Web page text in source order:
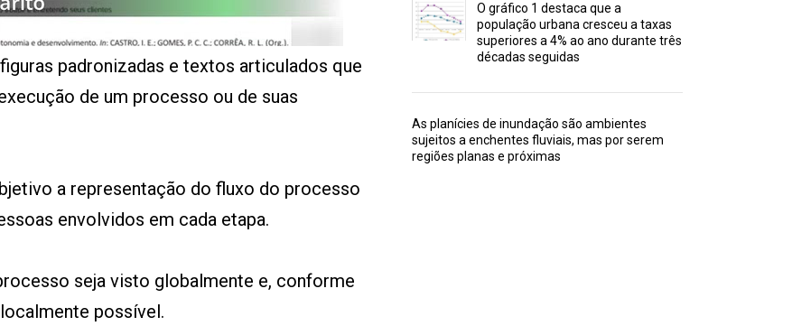
padronizadas e textos articulados que
de um processo ou de suas
a representação do fluxo do processo
envolvidos em cada etapa.
seja visto globalmente e, conforme
possível.
O gráfico 1 destaca que a
população urbana cresceu a taxas
superiores a 4% ao ano durante três
décadas seguidas
As planícies de inundação são ambientes
sujeitos a enchentes fluviais, mas por serem
regiões planas e próximas